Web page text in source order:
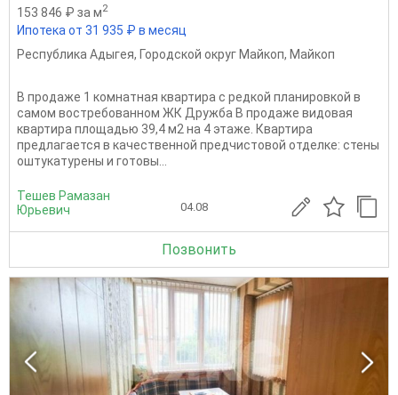
153 846 ₽ за м2
Ипотека от 31 935 ₽ в месяц
Республика Адыгея, Городской округ Майкоп, Майкоп
В продаже 1 комнатная квартира с редкой планировкой в
самом востребованном ЖК Дружба В продаже видовая
квартира площадью 39,4 м2 на 4 этаже. Квартира
предлагается в качественной предчистовой отделке: стены
оштукатурены и готовы...
Тешев Рамазан
Юрьевич
04.08
Позвонить